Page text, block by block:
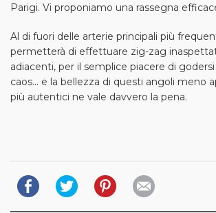
Parigi. Vi proponiamo una rassegna
Al di fuori delle arterie principali più
permetterà di effettuare zig-zag
adiacenti, per il semplice piacere di
caos... e la bellezza di questi angoli meno
più autentici ne vale davvero la pena.